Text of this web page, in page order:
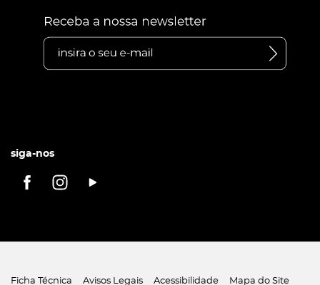
siga-nos
Ficha Técnica Avisos Legais Acessibilidade Mapa do Site